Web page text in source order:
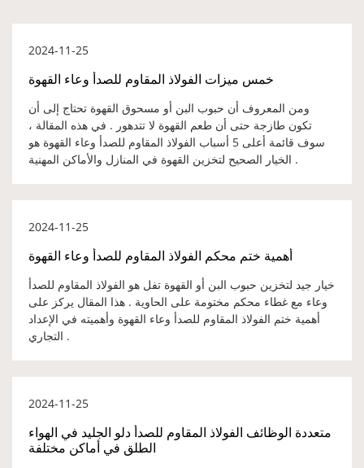
2024-11-25
خمس ميزات الفولاذ المقاوم للصدأ وعاء القهوة
ومن المعروف أن حبوب البن أو مسحوق القهوة تحتاج إلى أن
تكون طازجة حتى أن طعم القهوة لا تتدهور . في هذه المقالة ،
سوف قائمة أعلى 5 أسباب الفولاذ المقاوم للصدأ وعاء القهوة هو
الخيار الصحيح لتخزين القهوة في المنازل والأماكن المهنية .
2024-11-25
أهمية ختم محكم الفولاذ المقاوم للصدأ وعاء القهوة
خيار جيد لتخزين حبوب البن أو القهوة تفل هو الفولاذ المقاوم للصدأ
وعاء مع غطاء محكم مختومة على الحاوية . هذا المقال يركز على
أهمية ختم الفولاذ المقاوم للصدأ وعاء القهوة وأهميته في الإعداد
التجاري .
2024-11-25
متعددة الوظائف الفولاذ المقاوم للصدأ دلو الجليد في الهواء
الطلق في أماكن مختلفة